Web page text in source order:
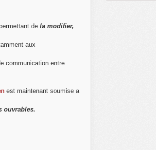
de la modifier,
aux
communication entre
est maintenant soumise a
ouvrables.